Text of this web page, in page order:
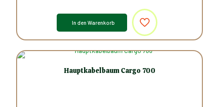
In den Warenkorb
Hauptkabelbaum Cargo 700